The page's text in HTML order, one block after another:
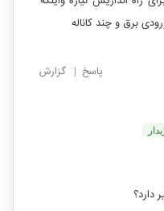
برق و چند کاناله
پاسخ | گزارش
دارد؟